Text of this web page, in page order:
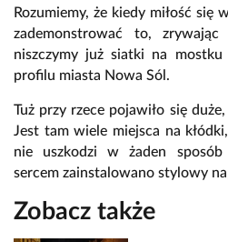
Rozumiemy, że kiedy miłość się
zademonstrować to,
niszczymy już siatki na
profilu miasta Nowa Sól.
Tuż przy rzece pojawiło się
Jest tam wiele miejsca na
nie uszkodzi w żaden
sercem zainstalowano stylowy
Zobacz także